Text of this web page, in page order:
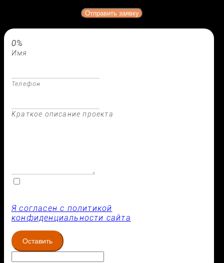
Отправить заявку
0%
Имя
Телефон
Краткое описание проекта
Я согласен с политикой
конфиденциальности сайта
Оставить